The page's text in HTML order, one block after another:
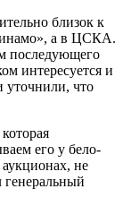
близок к
а в ЦСКА.
последующего
интересуется и
уточнили, что
его у бело-
не
генеральный